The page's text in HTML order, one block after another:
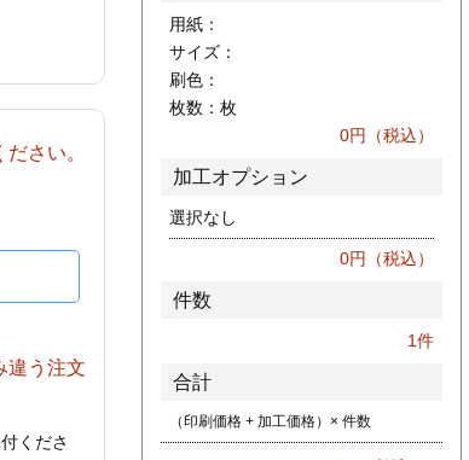
さい。
違う注文
くださ
用紙：
サイズ：
刷色：
枚数： 枚
0円（税込）
加工オプション
選択なし
0円（税込）
件数
1件
合計
（印刷価格 + 加工価格）× 件数